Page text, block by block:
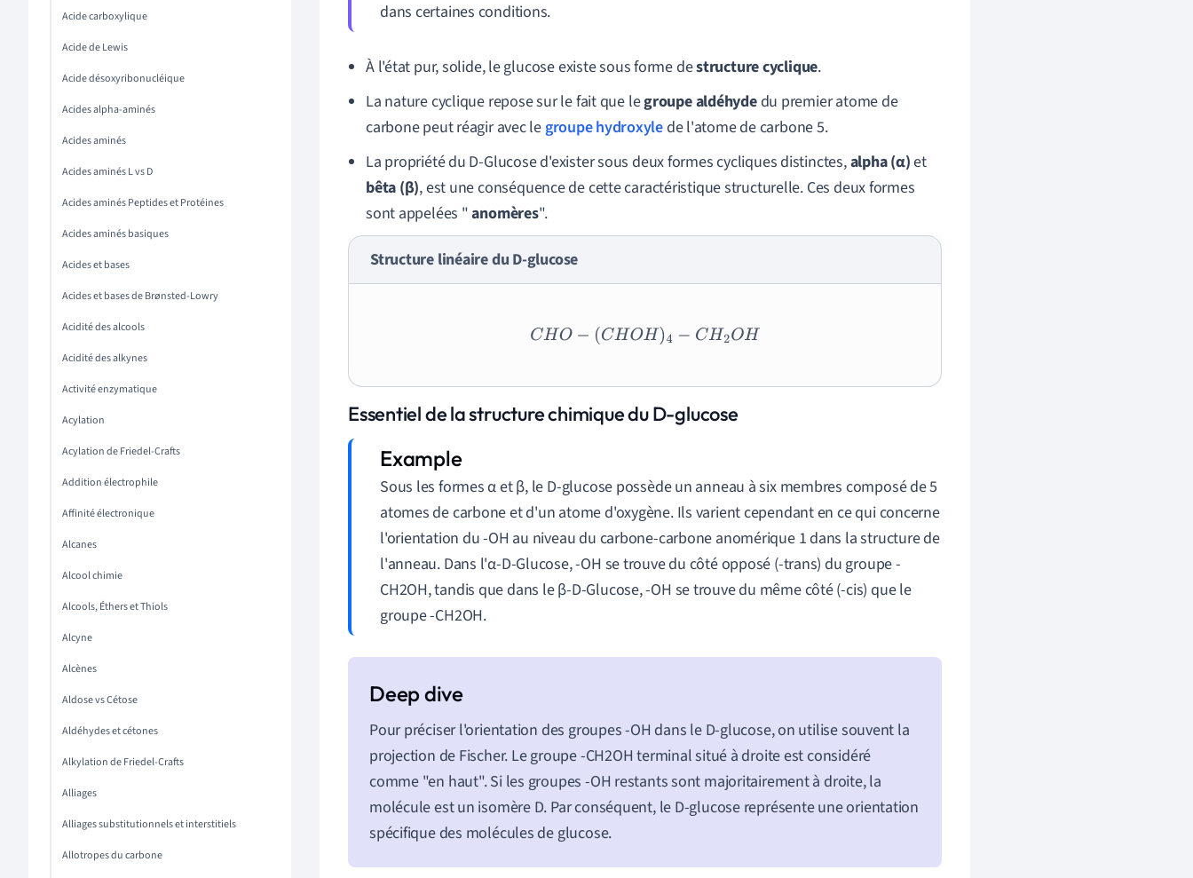
Acide carboxylique
Acide de Lewis
Acide désoxyribonucléique
Acides alpha-aminés
Acides aminés
Acides aminés L vs D
Acides aminés Peptides et Protéines
Acides aminés basiques
Acides et bases
Acides et bases de Brønsted-Lowry
Acidité des alcools
Acidité des alkynes
Activité enzymatique
Acylation
Acylation de Friedel-Crafts
Addition électrophile
Affinité électronique
Alcanes
Alcool chimie
Alcools, Éthers et Thiols
Alcyne
Alcènes
Aldose vs Cétose
Aldéhydes et cétones
Alkylation de Friedel-Crafts
Alliages
Alliages substitutionnels et interstitiels
Allotropes du carbone
dans certaines conditions.
À l'état pur, solide, le glucose existe sous forme destructure cyclique.
La nature cyclique repose sur le fait que legroupe aldéhydedu premier atome de
carbone peut réagir avec legroupe hydroxylede l'atome de carbone 5.
La propriété du D-Glucose d'exister sous deux formes cycliques distinctes,alpha (α)et
bêta (β), est une conséquence de cette caractéristique structurelle. Ces deux formes
sont appelées "anomères".
Structure linéaire du D-glucose
CH O−(CHOH)4−CH 2OH
Essentiel de la structure chimique du D-glucose
Sous les formes α et β, le D-glucose possède un anneau à six membres composé de 5
atomes de carbone et d'un atome d'oxygène. Ils varient cependant en ce qui concerne
l'orientation du -OH au niveau du carbone-carbone anomérique 1 dans la structure de
l'anneau. Dans l'α-D-Glucose, -OH se trouve du côté opposé (-trans) du groupe -
CH2OH, tandis que dans le β-D-Glucose, -OH se trouve du même côté (-cis) que le
groupe -CH2OH.
Pour préciser l'orientation des groupes -OH dans le D-glucose, on utilise souvent la
projection de Fischer. Le groupe -CH2OH terminal situé à droite est considéré
comme "en haut". Si les groupes -OH restants sont majoritairement à droite, la
molécule est un isomère D. Par conséquent, le D-glucose représente une orientation
spécifique des molécules de glucose.